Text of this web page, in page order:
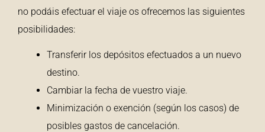
no podáis efectuar el viaje os ofrecemos las siguientes
posibilidades:
Transferir los depósitos efectuados a un nuevo
destino.
Cambiar la fecha de vuestro viaje.
Minimización o exención (según los casos) de
posibles gastos de cancelación.